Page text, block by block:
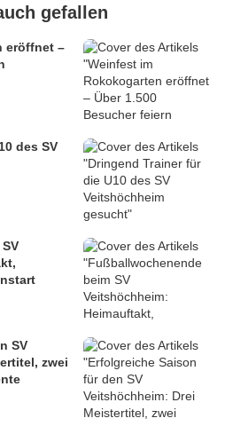
gefallen
eröffnet –
des SV
SV
zwei